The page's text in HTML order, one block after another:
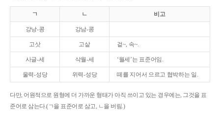
ㄱ ㄴ 비고
강낭-콩 강남-콩
고삿 고샅 겉~, 속~.
사글-세 삭월-세 ‘월세’는 표준어임.
울력-성당 위력-성당 떼를 지어서 으르고 협박하는 일.
다만, 어원적으로 원형에 더 가까운 형태가 아직 쓰이고 있는 경우에는, 그것을 표
준어로 삼는다.(ㄱ을 표준어로 삼고, ㄴ을 버림.)